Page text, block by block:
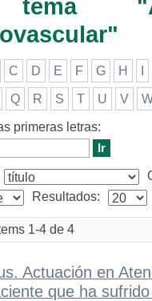
C D E F G H
Q R S T U V
primeras letras:
Resultados:
1-4 de 4
Actuación en
que ha